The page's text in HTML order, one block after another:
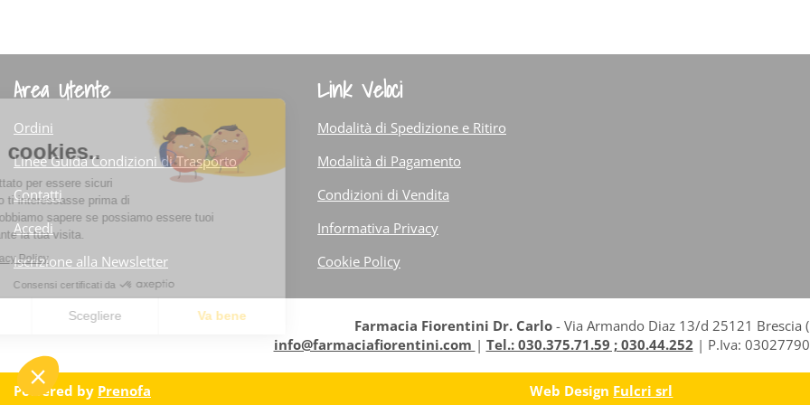
Area Utente
Ordini
Linee Guida Condizioni di Trasporto
Contatti
Accedi
Iscrizione alla Newsletter
Link Veloci
Modalità di Spedizione e Ritiro
Modalità di Pagamento
Condizioni di Vendita
Informativa Privacy
Cookie Policy
Farmacia Fiorentini Dr. Carlo- Via Armando Diaz 13/d 25121 Brescia
info@farmaciafiorentini.com | Tel.: 030.375.71.59 ; 030.44.252 | P.Iva:
Powered by Prenofa Web Design Fulcri srl